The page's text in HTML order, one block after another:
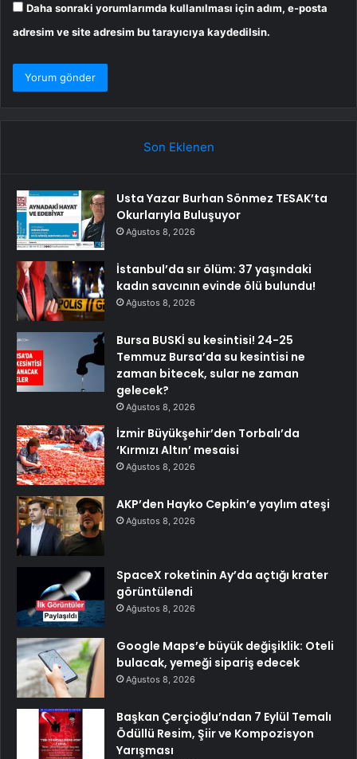
Daha sonraki yorumlarımda kullanılması için adım, e-posta
adresim ve site adresim bu tarayıcıya kaydedilsin.
Son Eklenen
Usta Yazar Burhan Sönmez TESAK’ta
Okurlarıyla Buluşuyor
Ağustos 8, 2026
İstanbul’da sır ölüm: 37 yaşındaki
kadın savcının evinde ölü bulundu!
Ağustos 8, 2026
Bursa BUSKİ su kesintisi! 24-25
Temmuz Bursa’da su kesintisi ne
zaman bitecek, sular ne zaman
gelecek?
Ağustos 8, 2026
İzmir Büyükşehir’den Torbalı’da
‘Kırmızı Altın’ mesaisi
Ağustos 8, 2026
AKP’den Hayko Cepkin’e yaylım ateşi
Ağustos 8, 2026
SpaceX roketinin Ay’da açtığı krater
görüntülendi
Ağustos 8, 2026
Google Maps’e büyük değişiklik: Oteli
bulacak, yemeği sipariş edecek
Ağustos 8, 2026
Başkan Çerçioğlu’ndan 7 Eylül Temalı
Ödüllü Resim, Şiir ve Kompozisyon
Yarışması